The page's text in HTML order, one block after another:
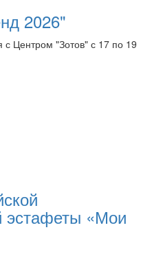
2026"
Центром "Зотов" с 17 по 19
эстафеты «Мои